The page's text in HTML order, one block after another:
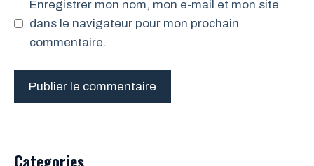
Enregistrer mon nom, mon e-mail et mon site
dans le navigateur pour mon prochain
commentaire.
Categories